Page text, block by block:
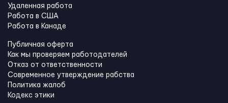
Удаленная работа
Работа в США
Работа в Канадe
Публичная оферта
Как мы проверяем работодателей
Отказ от ответственности
Современное утверждение рабства
Политика жалоб
Кодекс этики